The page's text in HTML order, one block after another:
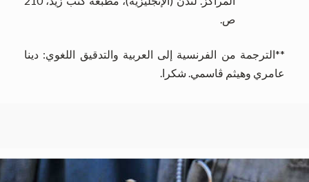
ص.
**الترجمة من الفرنسية إلى العربية والتدقيق اللغوي: دينا
عامري وهيثم ڤاسمي. شكرا.